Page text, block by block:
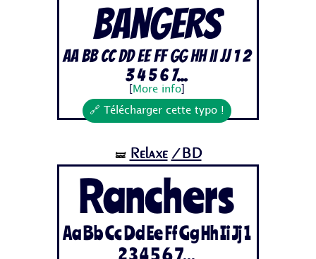
Bangers
Aa Bb Cc Dd Ee Ff Gg Hh Ii Jj 1 2
3 4 5 6 7...
More info]
🔗 Télécharger cette typo !
🝛 Relaxe /BD
Ranchers
Aa Bb Cc Dd Ee Ff Gg Hh Ii Jj 1
2 3 4 5 6 7...